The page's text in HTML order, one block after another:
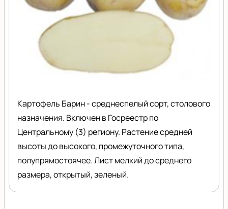
Картофель Барин - среднеспелый сорт, столового
назначения. Включен в Госреестр по
Центральному (3) региону. Растение средней
высоты до высокого, промежуточного типа,
полупрямостоячее. Лист мелкий до среднего
размера, открытый, зеленый.